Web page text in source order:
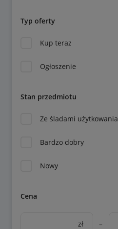
Typ oferty
Kup teraz
Ogłoszenie
Stan przedmiotu
Ze śladami użytkowania
Bardzo dobry
Nowy
Cena
zł –